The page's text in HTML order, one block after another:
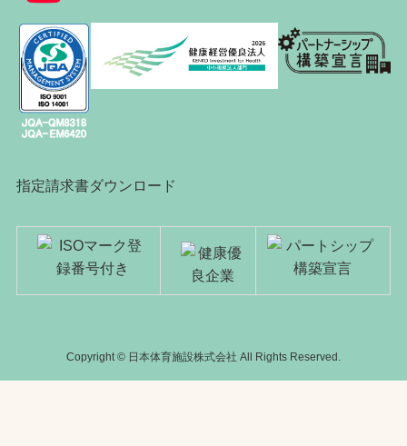
指定請求書ダウンロード
Copyright © 日本体育施設株式会社 All Rights Reserved.